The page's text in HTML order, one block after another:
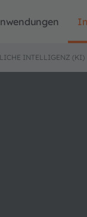
INTELLIGENZ (KI)